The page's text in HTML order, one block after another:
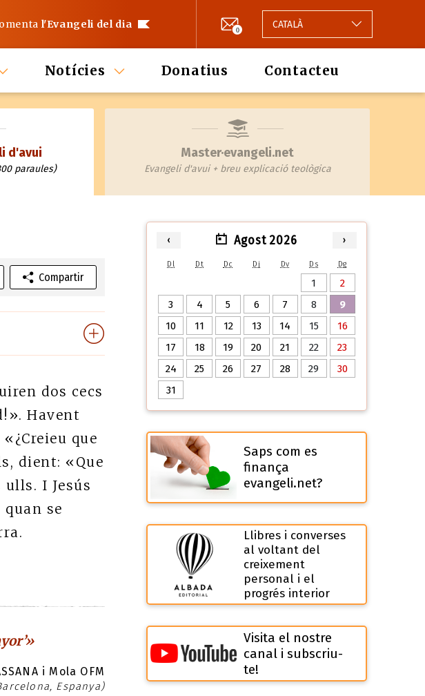
l'Evangeli del dia 0 CATALÀ
Notícies Donatius Contacteu
d'avui
paraules)
Master·evangeli.net
Evangeli d'avui + breu explicació teològica
Compartir
dos cecs
Havent
que
dient: «Que
I Jesús
se
i Mola OFM
Espanya)
‹ Agost 2026 ›
Dl Dt Dc Dj Dv Ds Dg
1
2
3
4 5 6 7 8
9
10
11 12 13 14 15
16
17
18 19 20 21 22
23
24
25 26 27 28 29
30
31
Saps com es
finança
evangeli.net?
Llibres i converses
al voltant del
creixement
personal i el
progrés interior
Visita el nostre
canal i subscriu-
te!